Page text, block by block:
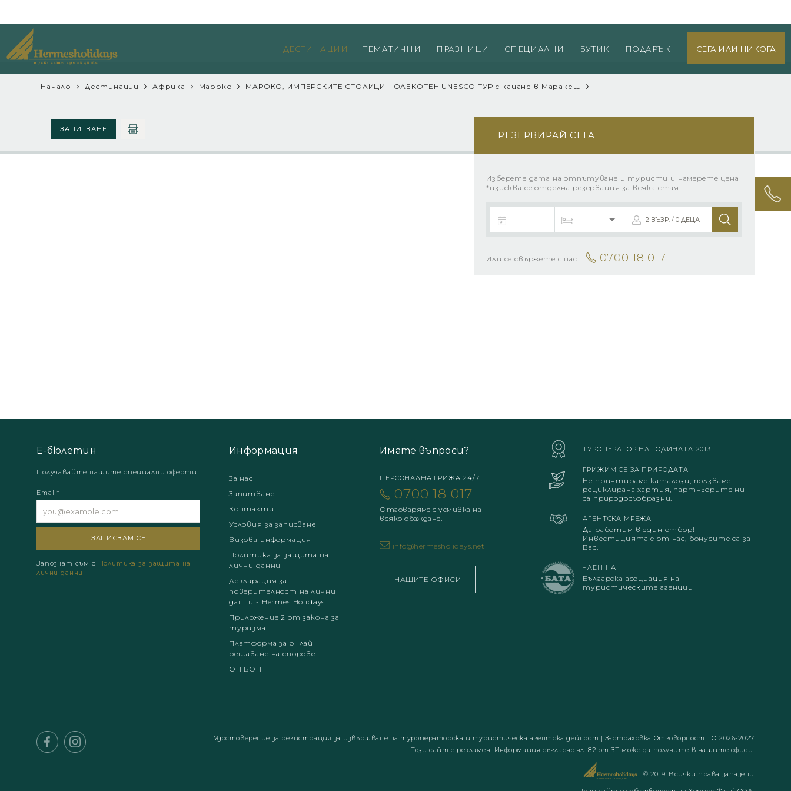
СЕГА ИЛИ НИКОГА
ДЕСТИНАЦИИ ТЕМАТИЧНИ ПРАЗНИЦИ СПЕЦИАЛНИ БУТИК ПОДАРЪК
Начало Дестинации Африка Мароко МАРОКО, ИМПЕРСКИТЕ СТОЛИЦИ - ОЛЕКОТЕН UNESCO ТУР с кацане в Маракеш
ЗАПИТВАНЕ
РЕЗЕРВИРАЙ СЕГА
Изберете дата на отпътуване и туристи и намерете цена
*изисква се отделна резервация за всяка стая
2 ВЪЗР. / 0 ДЕЦА
Или се свържете с нас 0700 18 017
Е-бюлетин
Получавайте нашите специални оферти
Email*
Запознат съм с Политика за защита на
лични данни
Информация
За нас
Запитване
Контакти
Условия за записване
Визова информация
Политика за защита на
лични данни
Декларация за
поверителност на лични
данни - Hermes Holidays
Приложение 2 от закона за
туризма
Платформа за онлайн
решаване на спорове
ОП БФП
Имате въпроси?
ПЕРСОНАЛНА ГРИЖА 24/7
0700 18 017
Отговаряме с усмивка на
всяко обаждане.
info@hermesholidays.net
НАШИТЕ ОФИСИ
ТУРОПЕРАТОР НА ГОДИНАТА 2013
ГРИЖИМ СЕ ЗА ПРИРОДАТА
Не принтираме каталози, ползваме
рециклирана хартия, партньорите ни
са природосъобразни.
АГЕНТСКА МРЕЖА
Да работим в един отбор!
Инвестицията е от нас, бонусите са за
Вас.
ЧЛЕН НА
Българска асоциация на
туристическите агенции
Удостоверение за регистрация за извършване на туроператорска и туристическа агентска дейност | Застраховка Отговорност ТО 2026-2027
Този сайт е рекламен. Информация съгласно чл. 82 от ЗТ може да получите в нашите офиси.
© 2019. Всички права запазени